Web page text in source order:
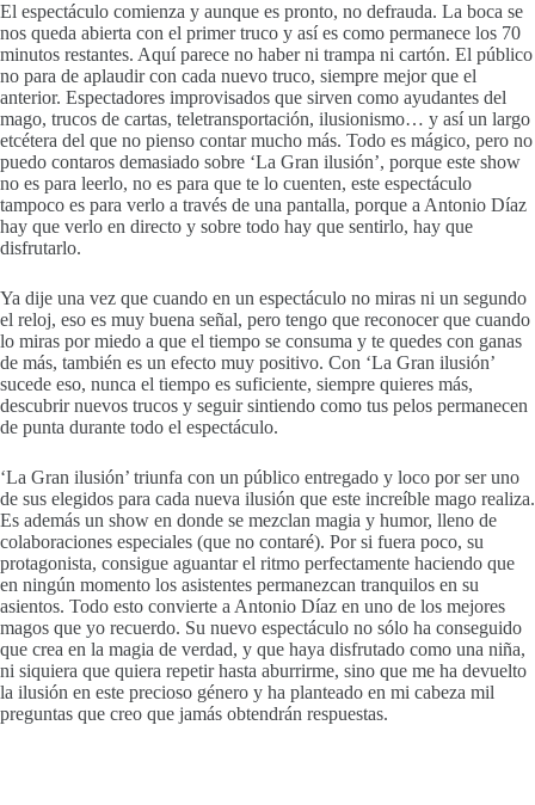
El espectáculo comienza y aunque es pronto, no defrauda. La boca se
nos queda abierta con el primer truco y así es como permanece los 70
minutos restantes. Aquí parece no haber ni trampa ni cartón. El público
no para de aplaudir con cada nuevo truco, siempre mejor que el
anterior. Espectadores improvisados que sirven como ayudantes del
mago, trucos de cartas, teletransportación, ilusionismo… y así un largo
etcétera del que no pienso contar mucho más. Todo es mágico, pero no
puedo contaros demasiado sobre ‘La Gran ilusión’, porque este show
no es para leerlo, no es para que te lo cuenten, este espectáculo
tampoco es para verlo a través de una pantalla, porque a Antonio Díaz
hay que verlo en directo y sobre todo hay que sentirlo, hay que
disfrutarlo.
Ya dije una vez que cuando en un espectáculo no miras ni un segundo
el reloj, eso es muy buena señal, pero tengo que reconocer que cuando
lo miras por miedo a que el tiempo se consuma y te quedes con ganas
de más, también es un efecto muy positivo. Con ‘La Gran ilusión’
sucede eso, nunca el tiempo es suficiente, siempre quieres más,
descubrir nuevos trucos y seguir sintiendo como tus pelos permanecen
de punta durante todo el espectáculo.
‘La Gran ilusión’ triunfa con un público entregado y loco por ser uno
de sus elegidos para cada nueva ilusión que este increíble mago realiza.
Es además un show en donde se mezclan magia y humor, lleno de
colaboraciones especiales (que no contaré). Por si fuera poco, su
protagonista, consigue aguantar el ritmo perfectamente haciendo que
en ningún momento los asistentes permanezcan tranquilos en su
asientos. Todo esto convierte a Antonio Díaz en uno de los mejores
magos que yo recuerdo. Su nuevo espectáculo no sólo ha conseguido
que crea en la magia de verdad, y que haya disfrutado como una niña,
ni siquiera que quiera repetir hasta aburrirme, sino que me ha devuelto
la ilusión en este precioso género y ha planteado en mi cabeza mil
preguntas que creo que jamás obtendrán respuestas.